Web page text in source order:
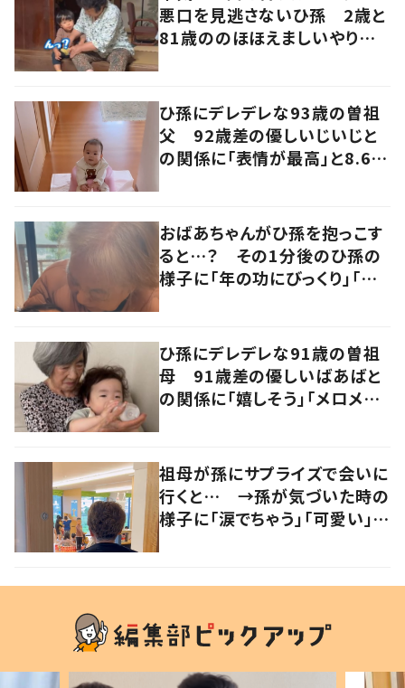
悪口を見逃さないひ孫 2歳と
81歳ののほほえましいやり取り
ひ孫にデレデレな93歳の曽祖
父 92歳差の優しいじいじと
の関係に「表情が最高」と8.6万
おばあちゃんがひ孫を抱っこす
ると…？ その1分後のひ孫の
様子に「年の功にびっくり」「赤
ひ孫にデレデレな91歳の曽祖
母 91歳差の優しいばあばと
の関係に「嬉しそう」「メロメロ」
祖母が孫にサプライズで会いに
行くと… →孫が気づいた時の
様子に「涙でちゃう」「可愛い」の